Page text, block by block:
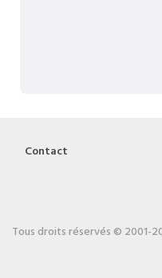
Contact
Tous droits réservés © 2001-